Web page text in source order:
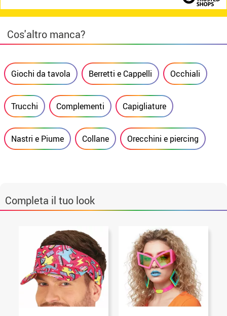
Cos'altro manca?
Giochi da tavola Berretti e Cappelli Occhiali
Trucchi Complementi Capigliature
Nastri e Piume Collane Orecchini e piercing
Completa il tuo look